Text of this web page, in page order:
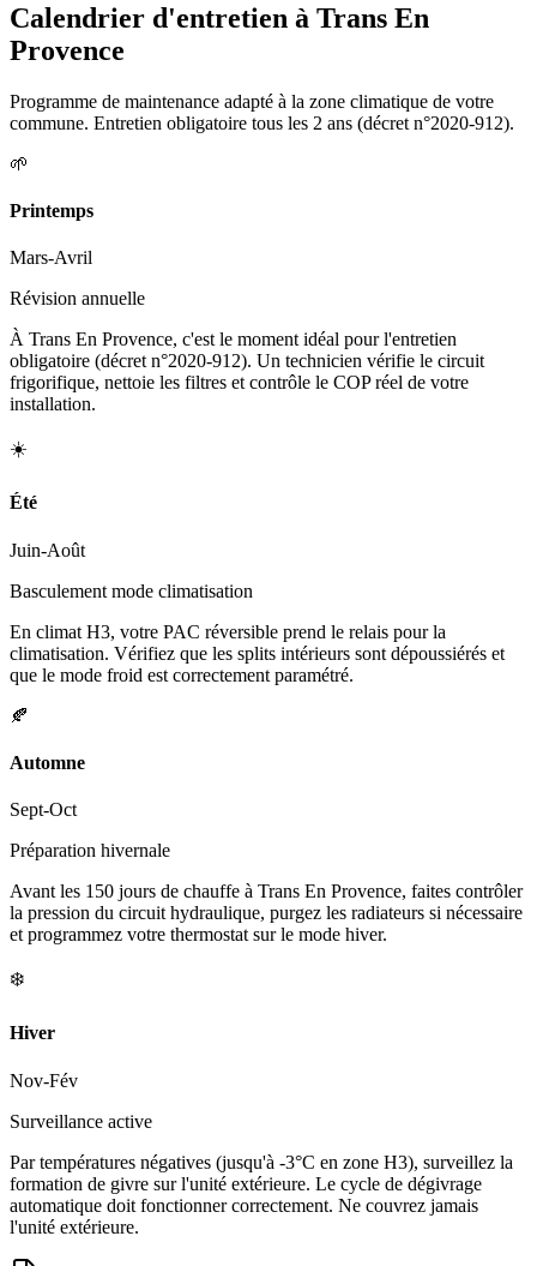
Calendrier d'entretien à Trans En
Provence
Programme de maintenance adapté à la zone climatique de votre
commune. Entretien obligatoire tous les 2 ans (décret n°2020-912).
🌱
Printemps
Mars-Avril
Révision annuelle
À Trans En Provence, c'est le moment idéal pour l'entretien
obligatoire (décret n°2020-912). Un technicien vérifie le circuit
frigorifique, nettoie les filtres et contrôle le COP réel de votre
installation.
☀️
Été
Juin-Août
Basculement mode climatisation
En climat H3, votre PAC réversible prend le relais pour la
climatisation. Vérifiez que les splits intérieurs sont dépoussiérés et
que le mode froid est correctement paramétré.
🍂
Automne
Sept-Oct
Préparation hivernale
Avant les 150 jours de chauffe à Trans En Provence, faites contrôler
la pression du circuit hydraulique, purgez les radiateurs si nécessaire
et programmez votre thermostat sur le mode hiver.
❄️
Hiver
Nov-Fév
Surveillance active
Par températures négatives (jusqu'à -3°C en zone H3), surveillez la
formation de givre sur l'unité extérieure. Le cycle de dégivrage
automatique doit fonctionner correctement. Ne couvrez jamais
l'unité extérieure.